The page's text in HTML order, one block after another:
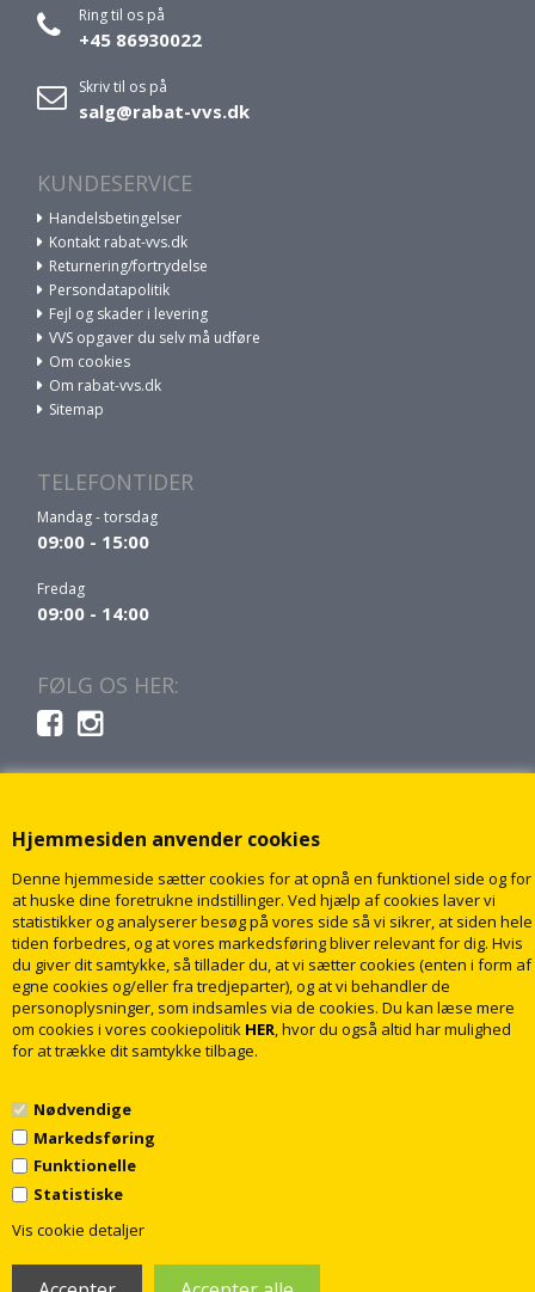
Hjemmesiden anvender cookies
Denne hjemmeside sætter cookies for at opnå en funktionel side og for
at huske dine foretrukne indstillinger. Ved hjælp af cookies laver vi
statistikker og analyserer besøg på vores side så vi sikrer, at siden hele
tiden forbedres, og at vores markedsføring bliver relevant for dig. Hvis
du giver dit samtykke, så tillader du, at vi sætter cookies (enten i form af
egne cookies og/eller fra tredjeparter), og at vi behandler de
personoplysninger, som indsamles via de cookies. Du kan læse mere
om cookies i vores cookiepolitik HER, hvor du også altid har mulighed
for at trække dit samtykke tilbage.
Nødvendige
Markedsføring
Funktionelle
Statistiske
Vis cookie detaljer
Ring til os på
+45 86930022
Skriv til os på
salg@rabat-vvs.dk
KUNDESERVICE
Handelsbetingelser
Kontakt rabat-vvs.dk
Returnering/fortrydelse
Persondatapolitik
Fejl og skader i levering
VVS opgaver du selv må udføre
Om cookies
Om rabat-vvs.dk
Sitemap
TELEFONTIDER
Mandag - torsdag
09:00 - 15:00
Fredag
09:00 - 14:00
FØLG OS HER:
© 2009 - 2018 rabatvvs.dk. Alle rettigheder forbeholdt